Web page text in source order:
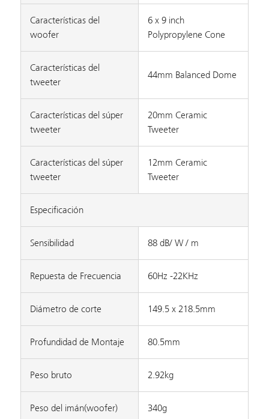
Características del
woofer
6 x 9 inch
Polypropylene Cone
Características del
tweeter
44mm Balanced Dome
Características del súper
tweeter
20mm Ceramic
Tweeter
Características del súper
tweeter
12mm Ceramic
Tweeter
Especificación
Sensibilidad 88 dB/ W / m
Repuesta de Frecuencia 60Hz -22KHz
Diámetro de corte 149.5 x 218.5mm
Profundidad de Montaje 80.5mm
Peso bruto 2.92kg
Peso del imán(woofer) 340g